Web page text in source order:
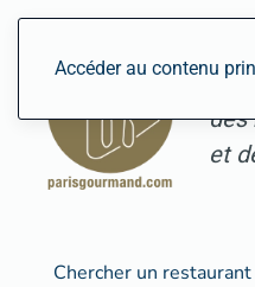
Accéder au contenu
des
et
Chercher un restaurant